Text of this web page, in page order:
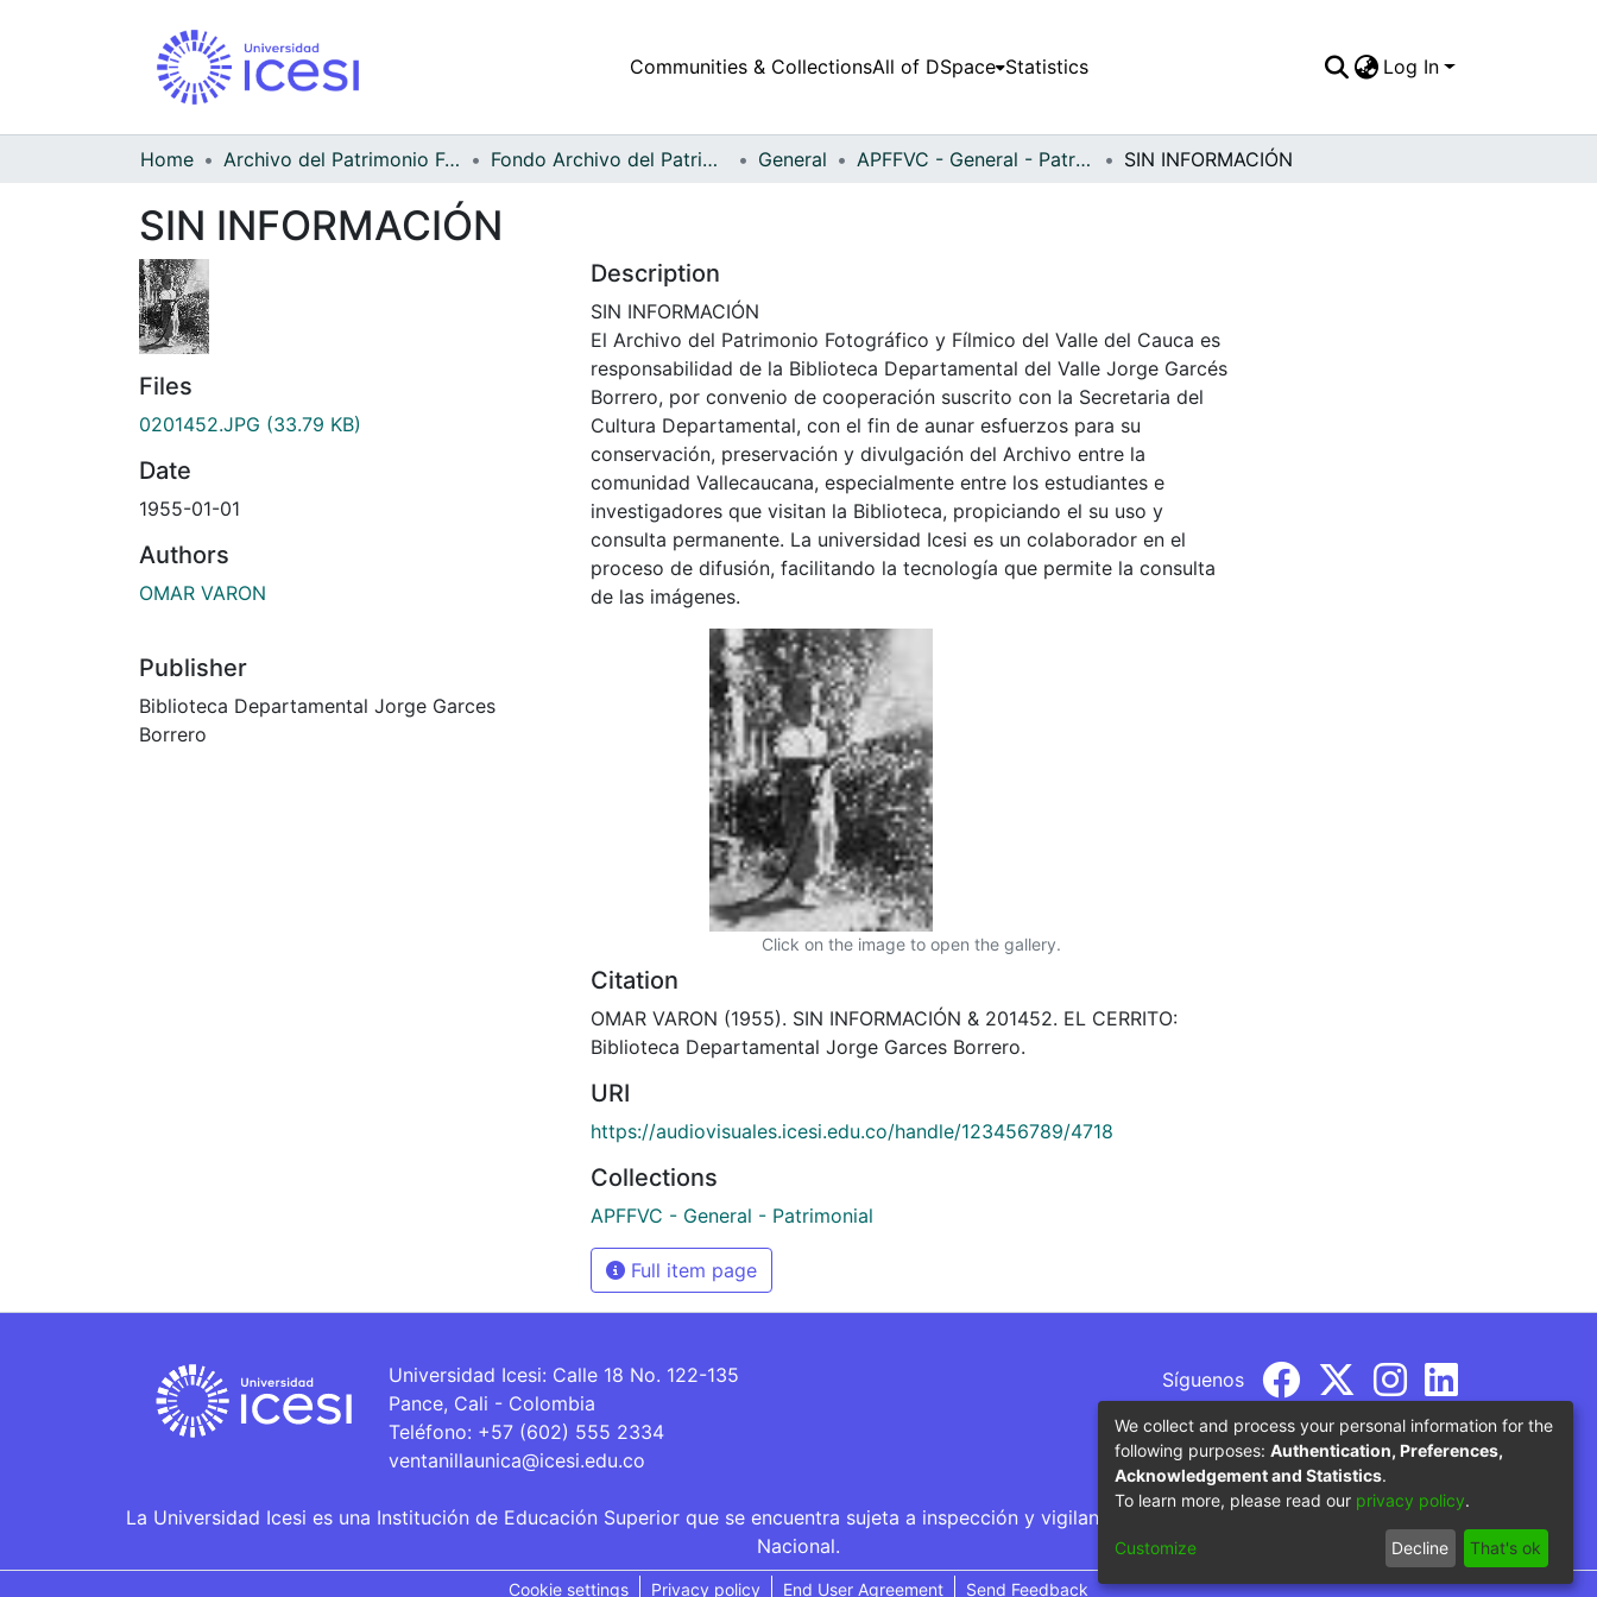
Communities & CollectionsAll of DSpace Statistics Log In
Home Archivo del Patrimonio Fotográfico y Fílmico del Valle del Cauca Fondo Archivo del Patrimonio Fotográfico y Fílmico del Valle del Cauca General APFFVC - General - Patrimonial SIN INFORMACIÓN
SIN INFORMACIÓN
Files
0201452.JPG (33.79 KB)
Date
1955-01-01
Authors
OMAR VARON
Publisher
Biblioteca Departamental Jorge Garces
Borrero
Description
SIN INFORMACIÓN
El Archivo del Patrimonio Fotográfico y Fílmico del Valle del Cauca es
responsabilidad de la Biblioteca Departamental del Valle Jorge Garcés
Borrero, por convenio de cooperación suscrito con la Secretaria del
Cultura Departamental, con el fin de aunar esfuerzos para su
conservación, preservación y divulgación del Archivo entre la
comunidad Vallecaucana, especialmente entre los estudiantes e
investigadores que visitan la Biblioteca, propiciando el su uso y
consulta permanente. La universidad Icesi es un colaborador en el
proceso de difusión, facilitando la tecnología que permite la consulta
de las imágenes.
Click on the image to open the gallery.
Citation
OMAR VARON (1955). SIN INFORMACIÓN & 201452. EL CERRITO:
Biblioteca Departamental Jorge Garces Borrero.
URI
https://audiovisuales.icesi.edu.co/handle/123456789/4718
Collections
APFFVC - General - Patrimonial
Full item page
Universidad Icesi: Calle 18 No. 122-135
Pance, Cali - Colombia
Teléfono: +57 (602) 555 2334
ventanillaunica@icesi.edu.co
Síguenos
La Universidad Icesi es una Institución de Educación Superior que se encuentra sujeta a inspección y vigilancia por parte del Ministerio de Educación
Nacional.
Cookie settings Privacy policy End User Agreement Send Feedback
We collect and process your personal information for the
following purposes: Authentication, Preferences,
Acknowledgement and Statistics.
To learn more, please read our privacy policy.
Customize Decline That's ok